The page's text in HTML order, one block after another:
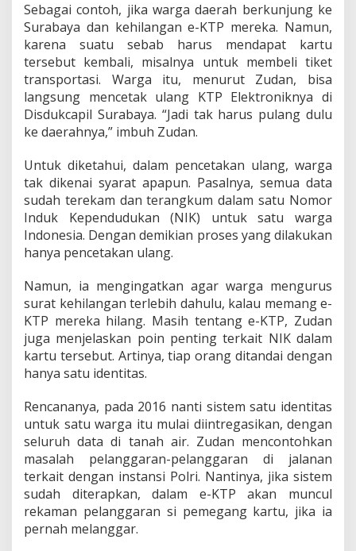
Sebagai contoh, jika warga daerah berkunjung ke
Surabaya dan kehilangan e-KTP mereka. Namun,
karena suatu sebab harus mendapat kartu
tersebut kembali, misalnya untuk membeli tiket
transportasi. Warga itu, menurut Zudan, bisa
langsung mencetak ulang KTP Elektroniknya di
Disdukcapil Surabaya. “Jadi tak harus pulang dulu
ke daerahnya,” imbuh Zudan.
Untuk diketahui, dalam pencetakan ulang, warga
tak dikenai syarat apapun. Pasalnya, semua data
sudah terekam dan terangkum dalam satu Nomor
Induk Kependudukan (NIK) untuk satu warga
Indonesia. Dengan demikian proses yang dilakukan
hanya pencetakan ulang.
Namun, ia mengingatkan agar warga mengurus
surat kehilangan terlebih dahulu, kalau memang e-
KTP mereka hilang. Masih tentang e-KTP, Zudan
juga menjelaskan poin penting terkait NIK dalam
kartu tersebut. Artinya, tiap orang ditandai dengan
hanya satu identitas.
Rencananya, pada 2016 nanti sistem satu identitas
untuk satu warga itu mulai diintregasikan, dengan
seluruh data di tanah air. Zudan mencontohkan
masalah pelanggaran-pelanggaran di jalanan
terkait dengan instansi Polri. Nantinya, jika sistem
sudah diterapkan, dalam e-KTP akan muncul
rekaman pelanggaran si pemegang kartu, jika ia
pernah melanggar.